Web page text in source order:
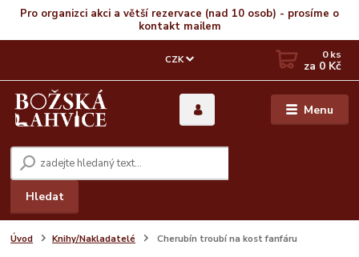
Pro organizci akci a větší rezervace (nad 10 osob) - prosíme o
kontakt mailem
Menu
CZK
Hledat
0ks
za 0 Kč
Úvod Knihy/Nakladatelé Cherubín troubí na kost fanfáru